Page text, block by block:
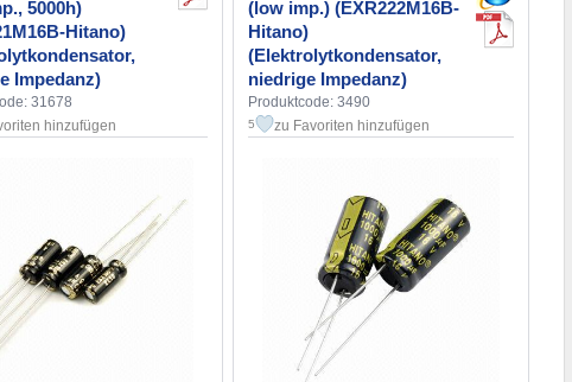
5000h)
Hitano)
Impedanz)
31678
hinzufügen
(low imp.) (EXR222M16B-
Hitano)
(Elektrolytkondensator,
niedrige Impedanz)
Produktcode: 3490
5 zu Favoriten hinzufügen